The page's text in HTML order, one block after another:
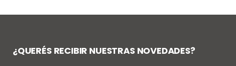
¿QUERÉS RECIBIR NUESTRAS NOVEDADES?